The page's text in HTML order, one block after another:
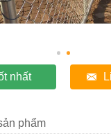
nhất
phẩm